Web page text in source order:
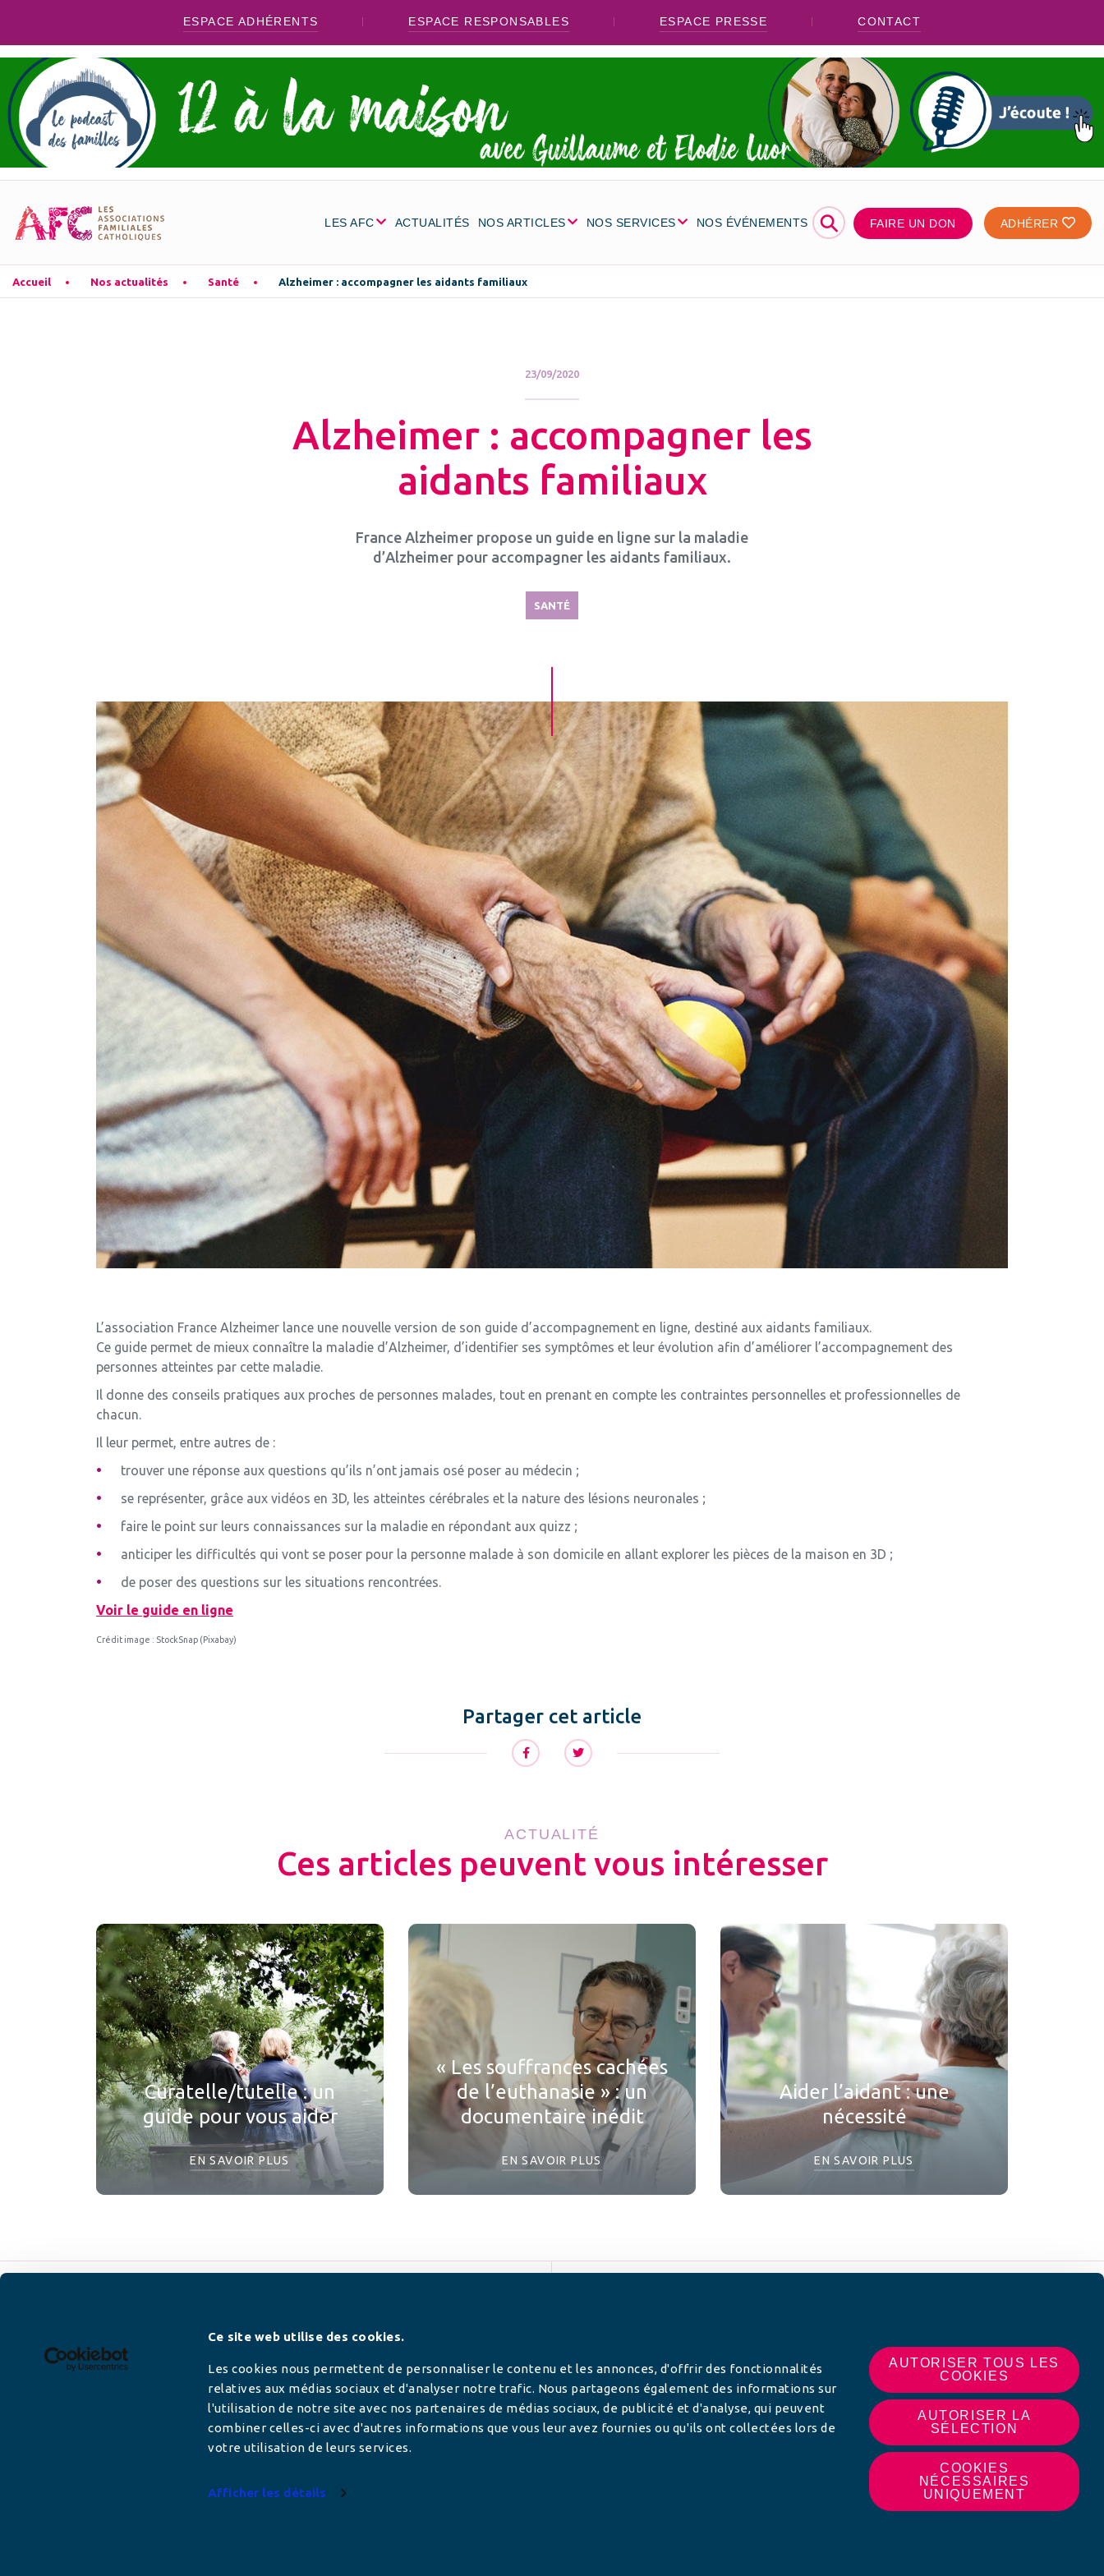
Ce site web utilise des cookies.
Les cookies nous permettent de personnaliser le contenu et les annonces, d'offrir des fonctionnalités
relatives aux médias sociaux et d'analyser notre trafic. Nous partageons également des informations sur
l'utilisation de notre site avec nos partenaires de médias sociaux, de publicité et d'analyse, qui peuvent
combiner celles-ci avec d'autres informations que vous leur avez fournies ou qu'ils ont collectées lors de
votre utilisation de leurs services.
Afficher les détails
AUTORISER TOUS LES
COOKIES
AUTORISER LA
SÉLECTION
COOKIES
NÉCESSAIRES
UNIQUEMENT
ESPACE ADHÉRENTS ESPACE RESPONSABLES ESPACE PRESSE CONTACT
LES AFC ACTUALITÉS NOS ARTICLES NOS SERVICES NOS ÉVÉNEMENTS ⚲ FAIRE UN DON ADHÉRER
Accueil Nos actualités Santé Alzheimer : accompagner les aidants familiaux
23/09/2020
Alzheimer : accompagner les
aidants familiaux
France Alzheimer propose un guide en ligne sur la maladie
d’Alzheimer pour accompagner les aidants familiaux.
SANTÉ
L’association France Alzheimer lance une nouvelle version de son guide d’accompagnement en ligne, destiné aux aidants familiaux.
Ce guide permet de mieux connaître la maladie d’Alzheimer, d’identifier ses symptômes et leur évolution afin d’améliorer l’accompagnement des
personnes atteintes par cette maladie.
Il donne des conseils pratiques aux proches de personnes malades, tout en prenant en compte les contraintes personnelles et professionnelles de
chacun.
Il leur permet, entre autres de :
trouver une réponse aux questions qu’ils n’ont jamais osé poser au médecin ;
se représenter, grâce aux vidéos en 3D, les atteintes cérébrales et la nature des lésions neuronales ;
faire le point sur leurs connaissances sur la maladie en répondant aux quizz ;
anticiper les difficultés qui vont se poser pour la personne malade à son domicile en allant explorer les pièces de la maison en 3D ;
de poser des questions sur les situations rencontrées.
Voir le guide en ligne
Crédit image : StockSnap (Pixabay)
Partager cet article
ACTUALITÉ
Ces articles peuvent vous intéresser
Curatelle/tutelle : un
guide pour vous aider
EN SAVOIR PLUS
« Les souffrances cachées
de l’euthanasie » : un
documentaire inédit
EN SAVOIR PLUS
Aider l’aidant : une
nécessité
EN SAVOIR PLUS
Newsletter